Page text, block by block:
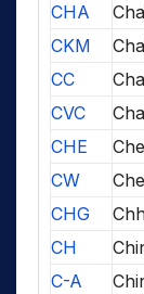
CHA
CKM
CC
CVC
CHE
CW
CHG
CH
C-A